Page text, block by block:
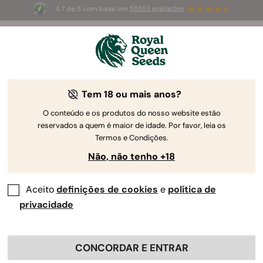
4.7 de 5 com base em 58653 avaliações
Summer Sales: até 50%
de desconto! ⏤
Biotechnologist and Associate Breeding
Scientist
Micaela Landeira | MS
Especialista em Biotecnologia -
Reprodução - Genética -
Bioinformática - Bioestatística
Perfis Profissionais:
Micaela Landeira
Tem 18 ou mais anos?
O conteúdo e os produtos do nosso website estão
reservados a quem é maior de idade. Por favor, leia os
Termos e Condições.
Não, não tenho +18
Aceitodefinições de cookies e política de
privacidade
CONCORDAR E ENTRAR